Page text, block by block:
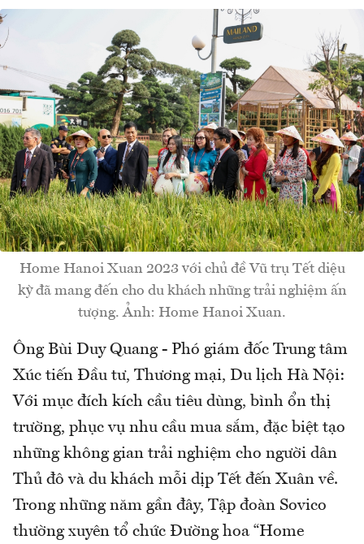
Home Hanoi Xuan 2023 với chủ đề Vũ trụ Tết diệu
kỳ đã mang đến cho du khách những trải nghiệm ấn
tượng. Ảnh: Home Hanoi Xuan.
Ông Bùi Duy Quang - Phó giám đốc Trung tâm
Xúc tiến Đầu tư, Thương mại, Du lịch Hà Nội:
Với mục đích kích cầu tiêu dùng, bình ổn thị
trường, phục vụ nhu cầu mua sắm, đặc biệt tạo
những không gian trải nghiệm cho người dân
Thủ đô và du khách mỗi dịp Tết đến Xuân về.
Trong những năm gần đây, Tập đoàn Sovico
thường xuyên tổ chức Đường hoa “Home